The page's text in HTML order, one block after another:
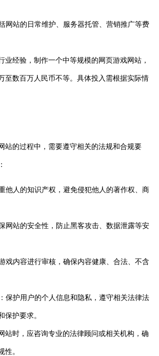
站的日常维护、服务器托管、营销推广等费
经验，制作一个中等规模的网页游戏网站，
至数百万人民币不等。具体投入需根据实际情
站的过程中，需要遵守相关的法规和合规要
他人的知识产权，避免侵犯他人的著作权、商
站的安全性，防止黑客攻击、数据泄露等安
内容进行审核，确保内容健康、合法、不含
护用户的个人信息和隐私，遵守相关法律法
保护要求。
时，应咨询专业的法律顾问或相关机构，确
性。